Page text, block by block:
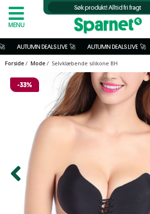
AUTUMN DEALS LIVE  🚀 AUTUMN DEALS LIVE  🚀
Forside / Mode / Selvklæbende silikone BH
-33%
MENU